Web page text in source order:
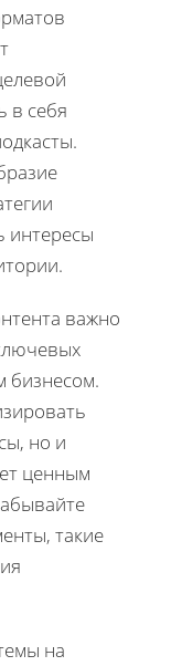
в себя
интересы
важно
бизнесом.
но и
ценным
такие
на